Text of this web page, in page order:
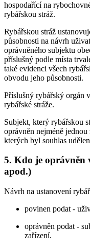
hospodařící na
rybářskou stráž.
Rybářskou stráž
působnosti na návrh
oprávněného subjektu
příslušný podle místa
také evidenci všech
obvodu jeho působnosti.
Příslušný rybářský orgán
rybářské stráže.
Subjekt, který rybářskou
oprávněn nejméně
kterých byl souhlas
5. Kdo je oprávněn
apod.)
Návrh na ustanovení
povinen podat -
oprávněn podat -
zařízení.